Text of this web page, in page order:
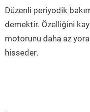
Düzenli periyodik
demektir. Özelliğini
motorunu daha az
hisseder.